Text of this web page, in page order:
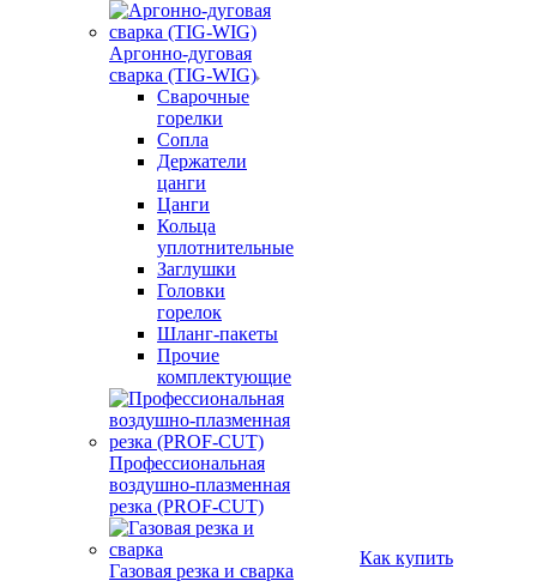
Аргонно-дуговая
сварка (TIG-WIG)
Сварочные
горелки
Сопла
Держатели
цанги
Цанги
Кольца
уплотнительные
Заглушки
Головки
горелок
Шланг-пакеты
Прочие
комплектующие
Профессиональная
воздушно-плазменная
резка (PROF-CUT)
Газовая резка и сварка
Как купить